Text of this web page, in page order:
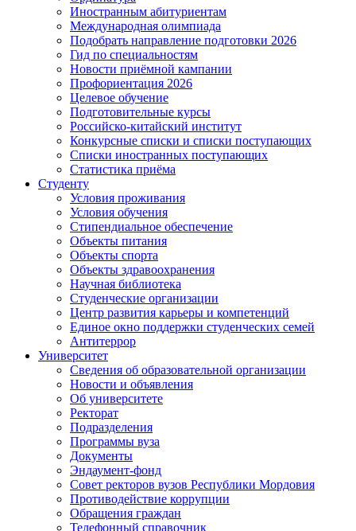
Иностранным абитуриентам
Международная олимпиада
Подобрать направление подготовки 2026
Гид по специальностям
Новости приёмной кампании
Профориентация 2026
Целевое обучение
Подготовительные курсы
Российско-китайский институт
Конкурсные списки и списки поступающих
Списки иностранных поступающих
Статистика приёма
Студенту
Условия проживания
Условия обучения
Стипендиальное обеспечение
Объекты питания
Объекты спорта
Объекты здравоохранения
Научная библиотека
Студенческие организации
Центр развития карьеры и компетенций
Единое окно поддержки студенческих семей
Антитеррор
Университет
Сведения об образовательной организации
Новости и объявления
Об университете
Ректорат
Подразделения
Программы вуза
Документы
Эндаумент-фонд
Совет ректоров вузов Республики Мордовия
Противодействие коррупции
Обращения граждан
Телефонный справочник